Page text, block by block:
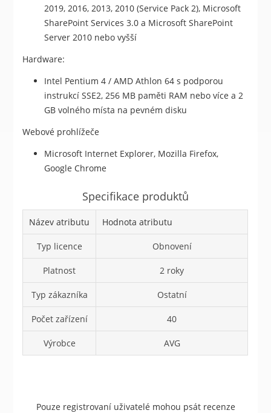
2019, 2016, 2013, 2010 (Service Pack 2), Microsoft
SharePoint Services 3.0 a Microsoft SharePoint
Server 2010 nebo vyšší
Hardware:
Intel Pentium 4 / AMD Athlon 64 s podporou
instrukcí SSE2, 256 MB paměti RAM nebo více a 2
GB volného místa na pevném disku
Webové prohlížeče
Microsoft Internet Explorer, Mozilla Firefox,
Google Chrome
Specifikace produktů
Název atributu Hodnota atributu
Typ licence Obnovení
Platnost 2 roky
Typ zákazníka Ostatní
Počet zařízení 40
Výrobce AVG
Pouze registrovaní uživatelé mohou psát recenze